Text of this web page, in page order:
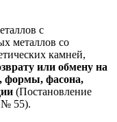
с
металлов со
камней,
или обмену на
формы, фасона,
(Постановление
№ 55).